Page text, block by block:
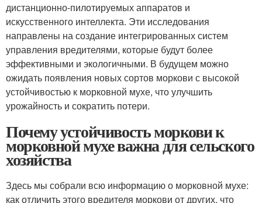
дистанционно-пилотируемых аппаратов и
искусственного интеллекта. Эти исследования
направлены на создание интегрированных систем
управления вредителями, которые будут более
эффективными и экологичными. В будущем можно
ожидать появления новых сортов моркови с высокой
устойчивостью к морковной мухе, что улучшить
урожайность и сократить потери.
Почему устойчивость моркови к
морковной мухе важна для сельского
хозяйства
Здесь мы собрали всю информацию о морковной мухе:
как отличить этого вредителя моркови от других, что